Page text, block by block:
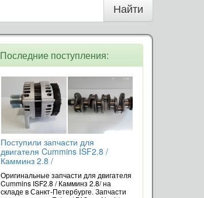
Найти
Последние поступления:
Поступили запчасти для
двигателя Cummins ISF2.8 /
Камминз 2.8 /
Оригинальные запчасти для двигателя
Cummins ISF2.8 / Камминз 2.8/ на
складе в Санкт-Петербурге. Запчасти